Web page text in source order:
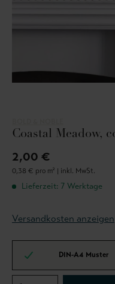
Coastal Meadow,
2,00 €
0,38 € pro m² | inkl. MwSt.
Lieferzeit: 7 Werktage
Versandkosten anzeigen
DIN-A4 Muster